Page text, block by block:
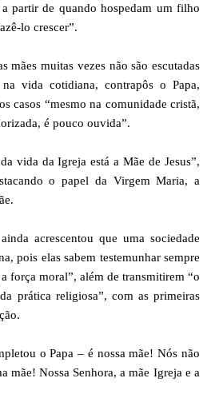
a partir de quando hospedam um filho
lo crescer”.
mães muitas vezes não são escutadas
vida cotidiana, contrapôs o Papa,
casos “mesmo na comunidade cristã,
é pouco ouvida”.
vida da Igreja está a Mãe de Jesus”,
o papel da Virgem Maria, a
acrescentou que uma sociedade
pois elas sabem testemunhar sempre
força moral”, além de transmitirem “o
prática religiosa”, com as primeiras
o Papa – é nossa mãe! Nós não
mãe! Nossa Senhora, a mãe Igreja e a